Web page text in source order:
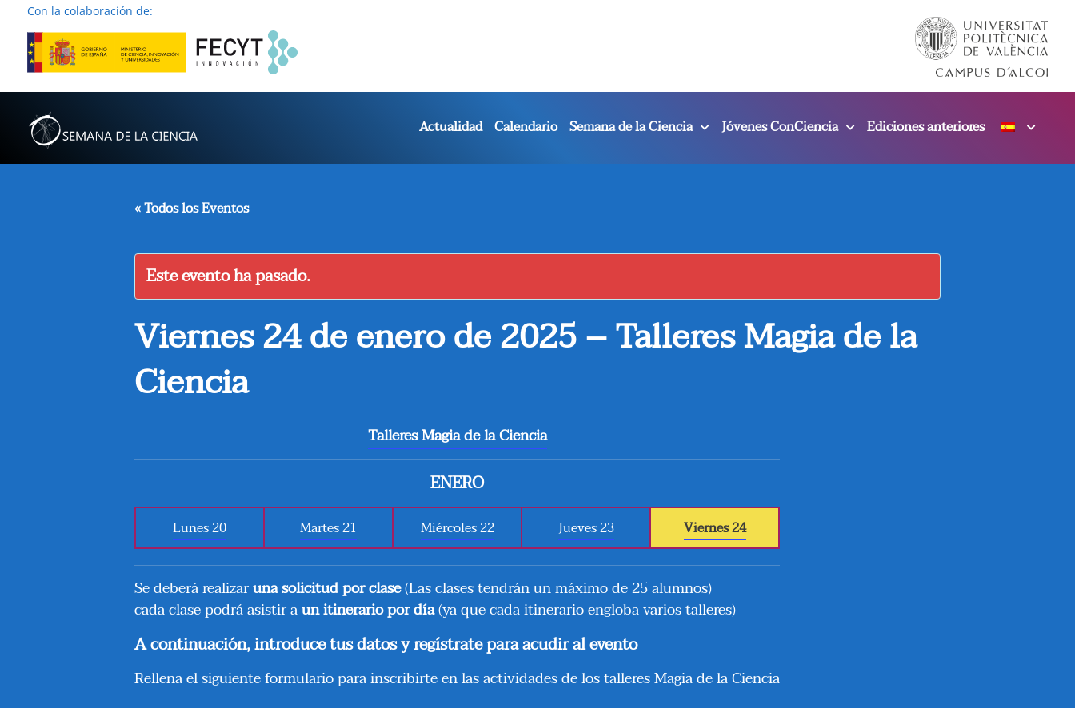
Con la colaboración de:
Actualidad Calendario Semana de la Ciencia Jóvenes ConCiencia Ediciones anteriores
« Todos los Eventos
Este evento ha pasado.
Viernes 24 de enero de 2025 – Talleres Magia de la
Ciencia
Talleres Magia de la Ciencia
ENERO
Lunes 20 Martes 21 Miércoles 22 Jueves 23 Viernes 24
Se deberá realizaruna solicitud por clase(Las clases tendrán un máximo de 25 alumnos)
cada clase podrá asistir aun itinerario por día(ya que cada itinerario engloba varios talleres)
A continuación, introduce tus datos y regístrate para acudir al evento
Rellena el siguiente formulario para inscribirte en las actividades de los talleres Magia de la Ciencia